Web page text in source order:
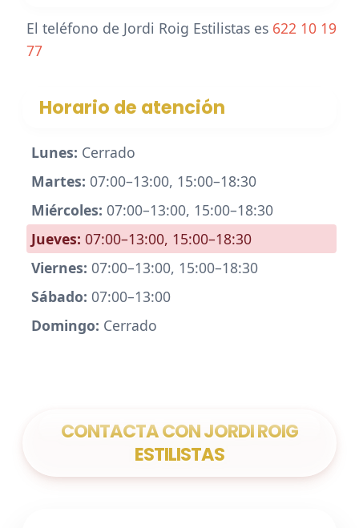
El teléfono de Jordi Roig Estilistas es 622 10 19
77
Horario de atención
Lunes: Cerrado
Martes: 07:00–13:00, 15:00–18:30
Miércoles: 07:00–13:00, 15:00–18:30
Jueves: 07:00–13:00, 15:00–18:30
Viernes: 07:00–13:00, 15:00–18:30
Sábado: 07:00–13:00
Domingo: Cerrado
CONTACTA CON JORDI ROIG
ESTILISTAS